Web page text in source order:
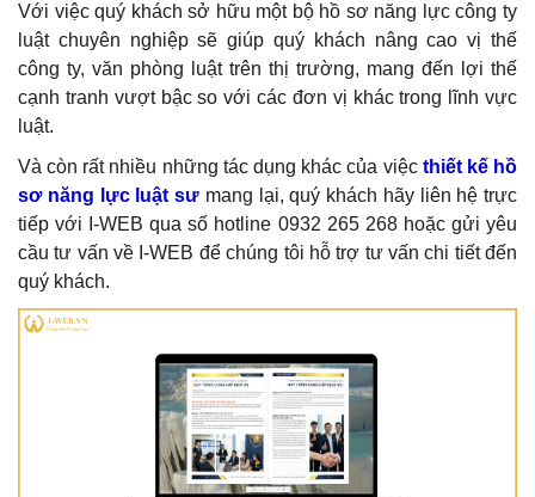
Với việc quý khách sở hữu một bộ hồ sơ năng lực công ty
luật chuyên nghiệp sẽ giúp quý khách nâng cao vị thế
công ty, văn phòng luật trên thị trường, mang đến lợi thế
cạnh tranh vượt bậc so với các đơn vị khác trong lĩnh vực
luật.
Và còn rất nhiều những tác dụng khác của việc thiết kế hồ
sơ năng lực luật sư mang lại, quý khách hãy liên hệ trực
tiếp với I-WEB qua số hotline 0932 265 268 hoặc gửi yêu
cầu tư vấn về I-WEB để chúng tôi hỗ trợ tư vấn chi tiết đến
quý khách.